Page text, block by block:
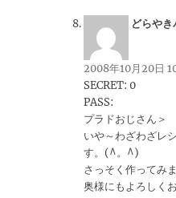
どらやき
2008年10月20日
SECRET: 0
PASS:
プラドおじさん＞
いや～わざわざレ
す。(^。^)
さっそく作ってみま
奥様にもよろしく